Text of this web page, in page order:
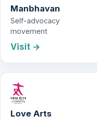
Manbhavan
Self-advocacy
movement
Visit →
Love Arts